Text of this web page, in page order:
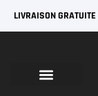
LIVRAISON GRATUITE